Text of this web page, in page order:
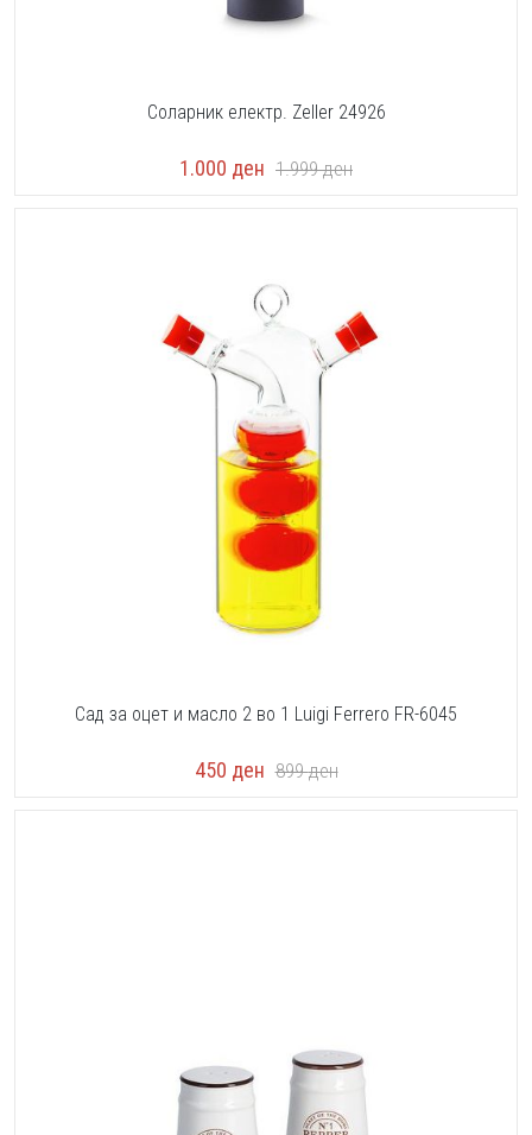
Соларник електр. Zeller 24926
1.000 ден 1.999ден
Сад за оцет и масло 2 во 1 Luigi Ferrero FR-6045
450 ден 899ден